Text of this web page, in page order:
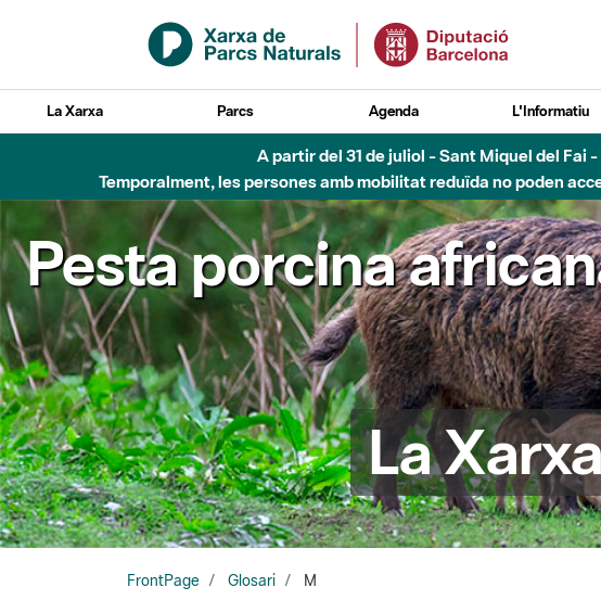
Salta al contingut principal
La Xarxa Parcs Agenda L'Informatiu
A partir del 31 de juliol - Sant Miquel del
Temporalment, les persones amb mobilitat reduïda no poden
Pesta porcina
La
FrontPage Glosari M